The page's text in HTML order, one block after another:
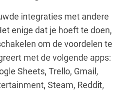
integraties met andere
enige dat je hoeft te doen,
om de voordelen te
met de volgende apps:
Sheets, Trello, Gmail,
Steam, Reddit,